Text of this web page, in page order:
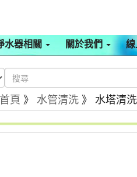
水器相關 關於我們
頁 》 水管清洗》 水塔清